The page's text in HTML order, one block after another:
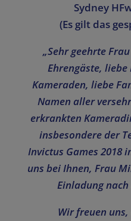
Sydney
(Es gilt das
„Sehr geehrte
Ehrengäste,
Kameraden, liebe
Namen aller
erkrankten
insbesondere der
Invictus Games 2018
uns bei Ihnen, Frau
Einladung
Wir freuen